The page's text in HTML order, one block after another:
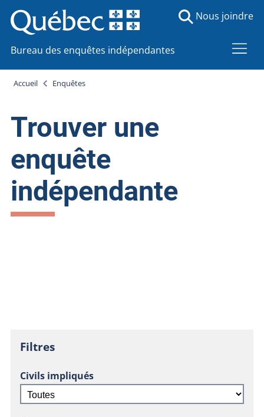
Bureau des enquêtes indépendantes
Nous joindre
Accueil Enquêtes
Trouver une
enquête
indépendante
Filtres
Civils impliqués